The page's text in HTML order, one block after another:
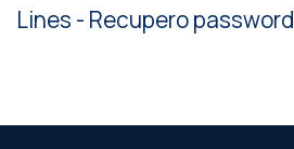
Lines - Recupero password